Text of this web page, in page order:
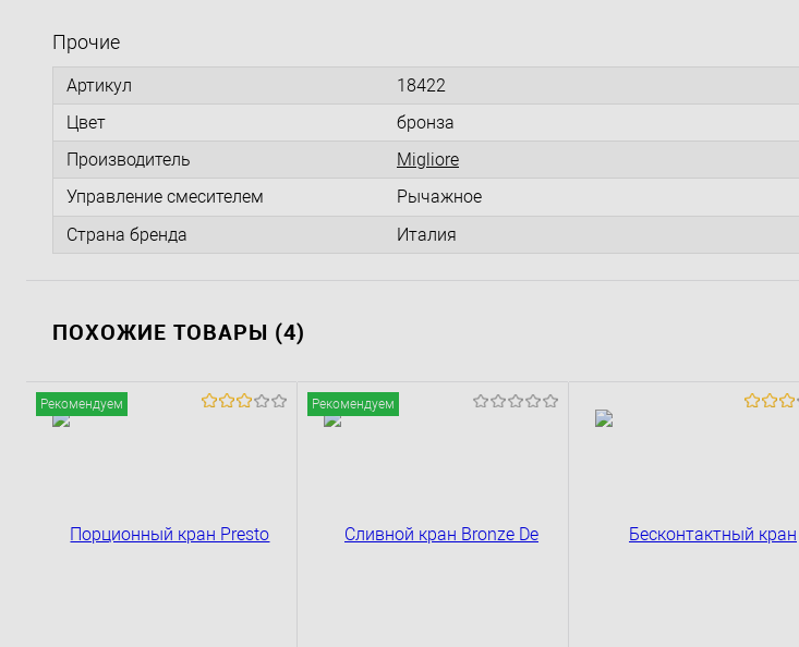
Прочие
Артикул
18422
Цвет
бронза
Производитель
Migliore
Управление смесителем
Рычажное
Страна бренда Италия
ПОХОЖИЕ ТОВАРЫ (4)
Рекомендуем Рекомендуем